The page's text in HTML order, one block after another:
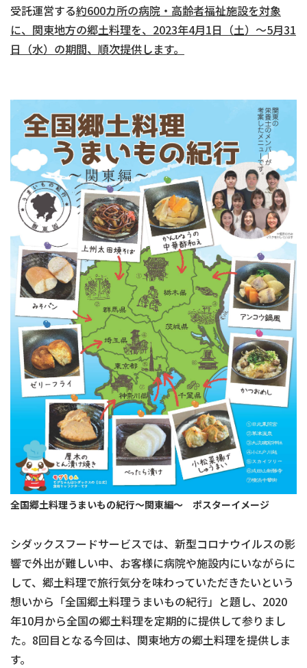
受託運営する約600カ所の病院・高齢者福祉施設を対象
に、関東地方の郷土料理を、 2023年4月1日（土）～5月31
日（水）の期間、順次提供します。
全国郷土料理うまいもの紀行～関東編～ ポスターイメージ
シダックスフードサービスでは、新型コロナウイルスの影
響で外出が難しい中、お客様に病院や施設内にいながらに
して、郷土料理で旅行気分を味わっていただきたいという
想いから「全国郷土料理うまいもの紀行」と題し、2020
年10月から全国の郷土料理を定期的に提供して参りまし
た。8回目となる今回は、関東地方の郷土料理を提供しま
す。